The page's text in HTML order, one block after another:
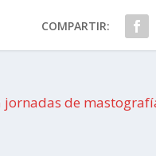
COMPARTIR:
jornadas de